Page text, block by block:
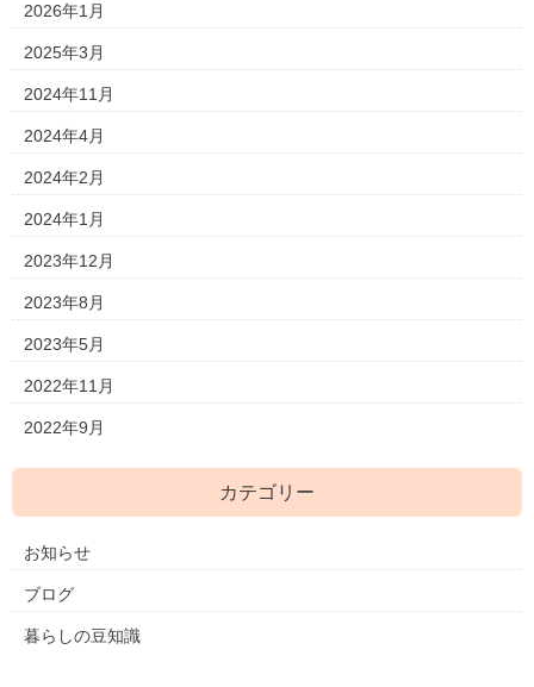
2026年1月
2025年3月
2024年11月
2024年4月
2024年2月
2024年1月
2023年12月
2023年8月
2023年5月
2022年11月
2022年9月
カテゴリー
お知らせ
ブログ
暮らしの豆知識